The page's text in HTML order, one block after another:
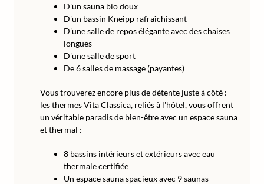
D'un sauna bio doux
D'un bassin Kneipp rafraîchissant
D'une salle de repos élégante avec des chaises
longues
D'une salle de sport
De 6 salles de massage (payantes)
Vous trouverez encore plus de détente juste à côté :
les thermes Vita Classica, reliés à l'hôtel, vous offrent
un véritable paradis de bien-être avec un espace sauna
et thermal :
8 bassins intérieurs et extérieurs avec eau
thermale certifiée
Un espace sauna spacieux avec 9 saunas